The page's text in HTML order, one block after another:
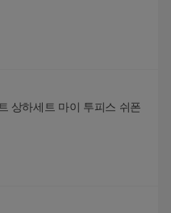
상하세트 마이 투피스 쉬폰